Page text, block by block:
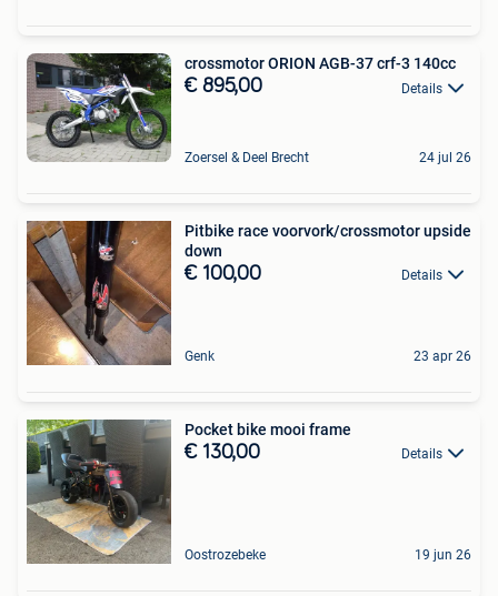
crossmotor ORION AGB-37 crf-3 140cc
€ 895,00 Details
Zoersel & Deel Brecht 24 jul 26
Pitbike race voorvork/crossmotor upside
down
€ 100,00 Details
Genk 23 apr 26
Pocket bike mooi frame
€ 130,00 Details
Oostrozebeke 19 jun 26